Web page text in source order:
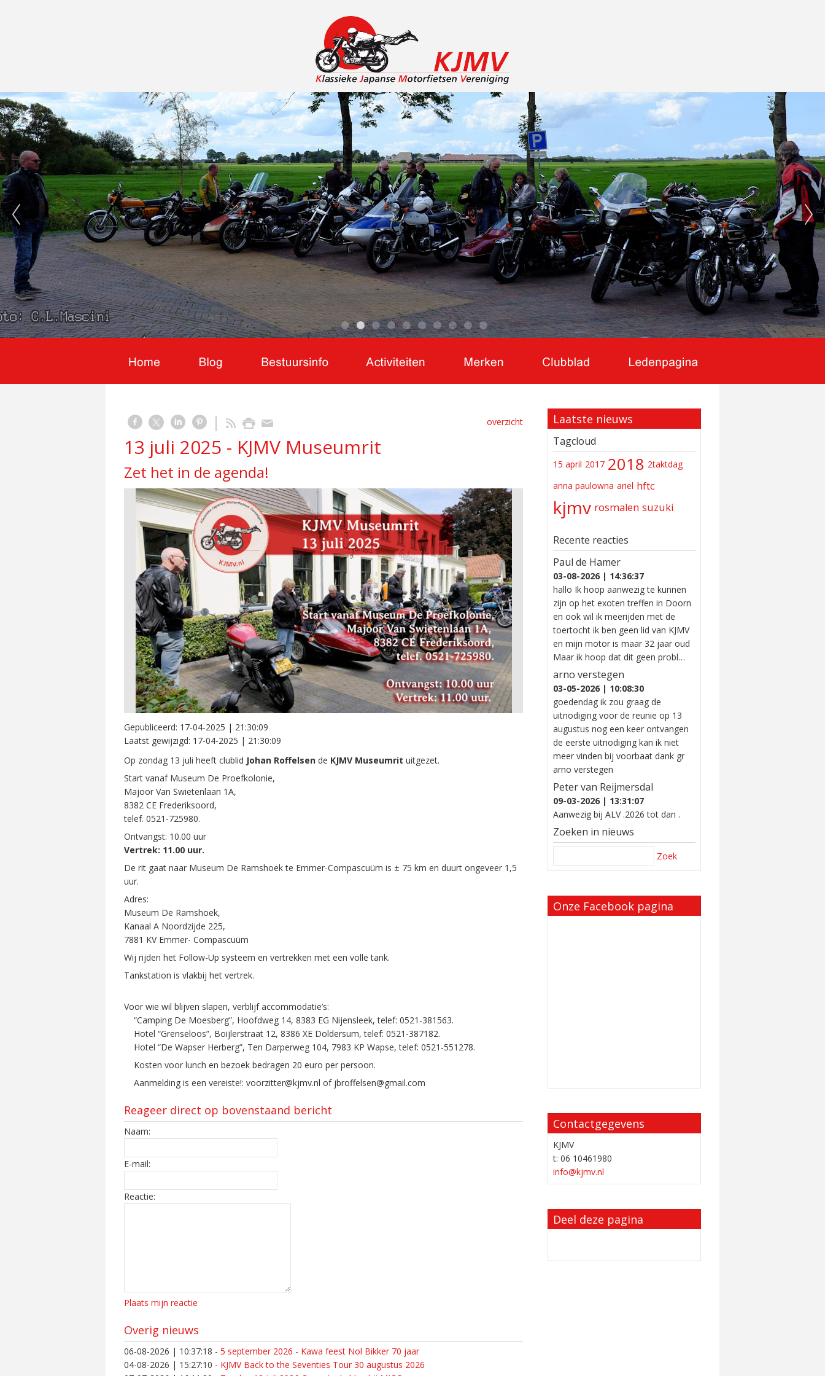
overzicht
13 juli 2025 - KJMV Museumrit
Zet het in de agenda!
Gepubliceerd: 17-04-2025 | 21:30:09
Laatst gewijzigd: 17-04-2025 | 21:30:09
Op zondag 13 juli heeft clublid Johan Roffelsen de KJMV Museumrit uitgezet.
Start vanaf Museum De Proefkolonie,
Majoor Van Swietenlaan 1A,
8382 CE Frederiksoord,
telef. 0521-725980.
Ontvangst: 10.00 uur
Vertrek: 11.00 uur.
De rit gaat naar Museum De Ramshoek te Emmer-Compascuüm is ± 75 km en duurt ongeveer 1,5
uur.
Adres:
Museum De Ramshoek,
Kanaal A Noordzijde 225,
7881 KV Emmer- Compascuüm
Wij rijden het Follow-Up systeem en vertrekken met een volle tank.
Tankstation is vlakbij het vertrek.
Voor wie wil blijven slapen, verblijf accommodatie’s:
“Camping De Moesberg”, Hoofdweg 14, 8383 EG Nijensleek, telef: 0521-381563.
Hotel “Grenseloos”, Boijlerstraat 12, 8386 XE Doldersum, telef: 0521-387182.
Hotel “De Wapser Herberg”, Ten Darperweg 104, 7983 KP Wapse, telef: 0521-551278.
Kosten voor lunch en bezoek bedragen 20 euro per persoon.
Aanmelding is een vereiste!: voorzitter@kjmv.nl of jbroffelsen@gmail.com
Reageer direct op bovenstaand bericht
Naam:
E-mail:
Reactie:
Plaats mijn reactie
Overig nieuws
06-08-2026 | 10:37:18 - 5 september 2026 - Kawa feest Nol Bikker 70 jaar
04-08-2026 | 15:27:10 - KJMV Back to the Seventies Tour 30 augustus 2026
Laatste nieuws
Tagcloud
15 april 2017 2018 2taktdag
anna paulowna ariel hftc
kjmv rosmalen suzuki
Recente reacties
Paul de Hamer
03-08-2026 | 14:36:37
hallo Ik hoop aanwezig te kunnen
zijn op het exoten treffen in Doorn
en ook wil ik meerijden met de
toertocht ik ben geen lid van KJMV
en mijn motor is maar 32 jaar oud
Maar ik hoop dat dit geen probl…
arno verstegen
03-05-2026 | 10:08:30
goedendag ik zou graag de
uitnodiging voor de reunie op 13
augustus nog een keer ontvangen
de eerste uitnodiging kan ik niet
meer vinden bij voorbaat dank gr
arno verstegen
Peter van Reijmersdal
09-03-2026 | 13:31:07
Aanwezig bij ALV .2026 tot dan .
Zoeken in nieuws
Zoek
Onze Facebook pagina
Contactgegevens
KJMV
t: 06 10461980
info@kjmv.nl
Deel deze pagina